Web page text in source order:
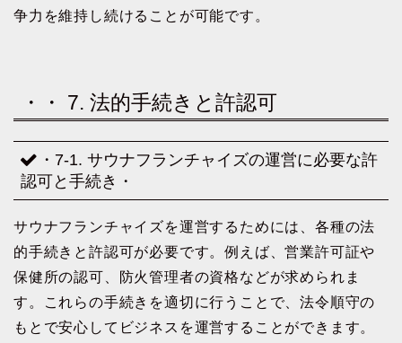
争力を維持し続けることが可能です。
・・ 7. 法的手続きと許認可
・7-1. サウナフランチャイズの運営に必要な許
認可と手続き・
サウナフランチャイズを運営するためには、各種の法
的手続きと許認可が必要です。例えば、営業許可証や
保健所の認可、防火管理者の資格などが求められま
す。これらの手続きを適切に行うことで、法令順守の
もとで安心してビジネスを運営することができます。